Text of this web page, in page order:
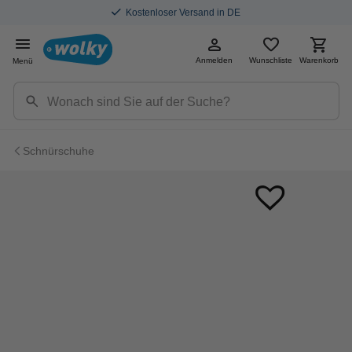
Kostenloser Versand in DE
Menü Anmelden Wunschliste Warenkorb
Schnürschuhe